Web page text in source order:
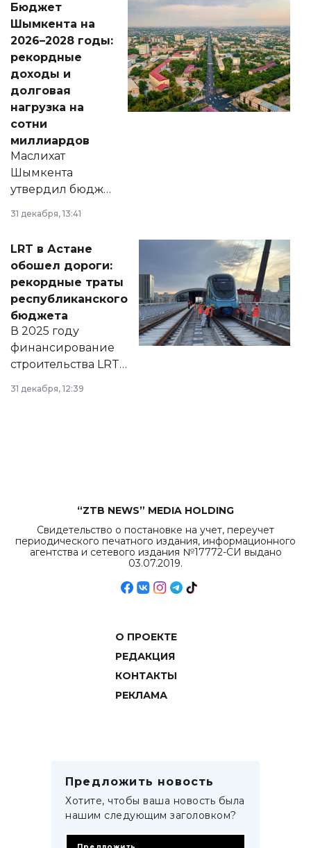
народу
Венесуэлы.
Бюджет
Шымкента на
2026–2028 годы:
рекордные
доходы и
долговая
нагрузка на
сотни
миллиардов
Маслихат
Шымкента
утвердил бюджет
города на 2026–
2028 годы.
документ
появился в базе
нормативных
правовых актов и
на сайте маслихат
города.
31 декабря, 13:41
LRT в Астане
обошел дороги:
рекордные траты
республиканского
бюджета
В 2025 году
финансирование
строительства LRT
в Астане из
республиканского
31 декабря, 12:39
“ZTB NEWS” MEDIA HOLDING
Свидетельство о постановке на учет, переучет
периодического печатного издания, информационного
агентства и сетевого издания №17772-СИ выдано
03.07.2019.
О ПРОЕКТЕ
РЕДАКЦИЯ
КОНТАКТЫ
РЕКЛАМА
Предложить новость
Хотите, чтобы ваша новость была
нашим следующим заголовком?